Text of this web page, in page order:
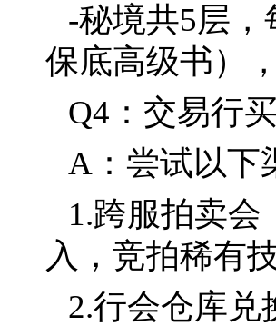
-秘境共5层
保底高级书）
Q4：交易行
A：尝试以下
1.跨服拍卖会
入，竞拍稀有
2.行会仓库兑